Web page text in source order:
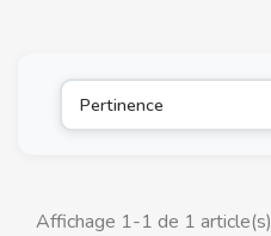
Pertinence
Affichage 1-1 de 1 article(s)